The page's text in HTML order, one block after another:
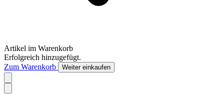
Artikel im Warenkorb
Erfolgreich hinzugefügt.
Zum Warenkorb
Weiter einkaufen